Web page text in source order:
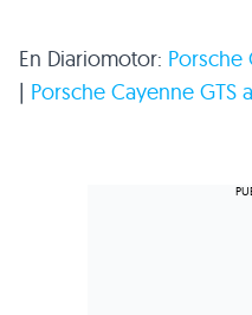
En Diariomotor: Porsche
| Porsche Cayenne GTS